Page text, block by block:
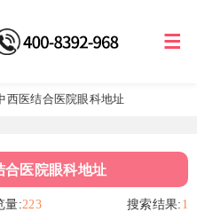
西医结合医院眼科地址
合医院眼科地址
量:223 搜索结果: 1